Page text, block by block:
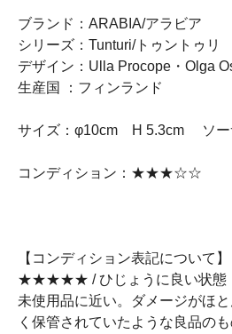
ブランド：ARABIA/アラビア
シリーズ：Tunturi/トゥントゥリ
デザイン：Ulla Procope・Olga
生産国 ：フィンランド
サイズ：φ10cm H 5.3cm ソ
コンディション：★★★☆☆
【コンディション表記について】
★★★★★ / ひじょうに良い状態
未使用品に近い。ダメージがほ
く保管されていたような良品のも